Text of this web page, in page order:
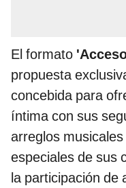
El formato
propuesta
concebida para
íntima con sus
arreglos
especiales de sus
la participación de